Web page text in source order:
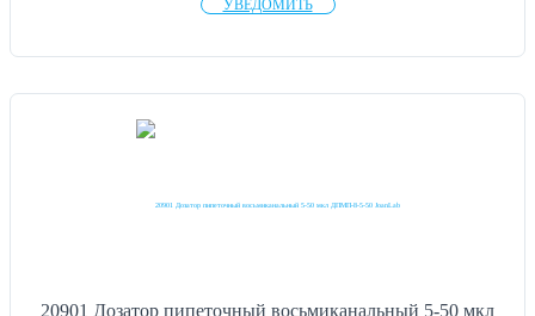
УВЕДОМИТЬ
20901 Дозатор пипеточный восьмиканальный 5-50 мкл